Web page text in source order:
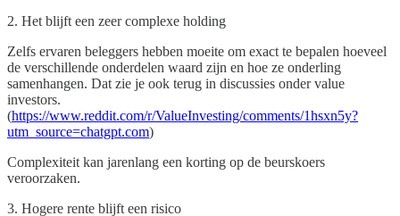
2. Het blijft een zeer complexe holding
Zelfs ervaren beleggers hebben moeite om exact te bepalen hoeveel
de verschillende onderdelen waard zijn en hoe ze onderling
samenhangen. Dat zie je ook terug in discussies onder value
investors.
(https://www.reddit.com/r/ValueInvesting/comments/1hsxn5y?
utm_source=chatgpt.com)
Complexiteit kan jarenlang een korting op de beurskoers
veroorzaken.
3. Hogere rente blijft een risico